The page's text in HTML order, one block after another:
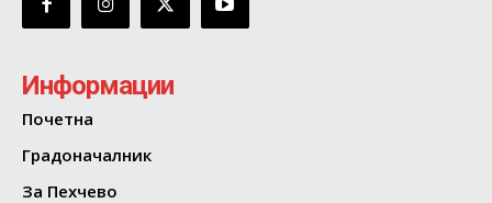
Информации
Почетна
Градоначалник
За Пехчево